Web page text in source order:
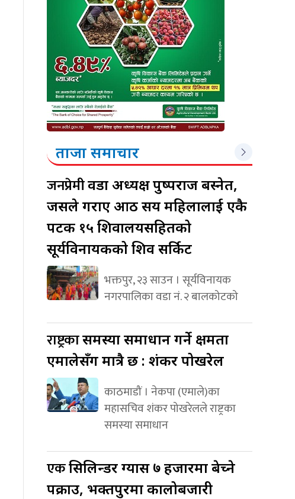
ताजा समाचार
जनप्रेमीवडा अध्यक्ष पुष्पराज बस्नेत,
जसले गराए आठ सय महिलालाई एकै
पटक १५ शिवालयसहितको
सूर्यविनायकको शिव सर्किट
भक्तपुर, २३ साउन । सूर्यविनायक
नगरपालिका वडा नं. २ बालकोटको
राष्ट्रकासमस्या समाधान गर्ने क्षमता
एमालेसँग मात्रै छ : शंकर पोखरेल
काठमाडौं । नेकपा (एमाले)का
महासचिव शंकर पोखरेलले राष्ट्रका
समस्या समाधान
एकसिलिन्डर ग्यास ७ हजारमा बेच्ने
पक्राउ, भक्तपुरमा कालोबजारी